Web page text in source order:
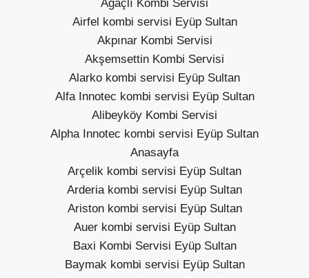
Ağaçlı Kombi Servisi
Airfel kombi servisi Eyüp Sultan
Akpınar Kombi Servisi
Akşemsettin Kombi Servisi
Alarko kombi servisi Eyüp Sultan
Alfa Innotec kombi servisi Eyüp Sultan
Alibeyköy Kombi Servisi
Alpha Innotec kombi servisi Eyüp Sultan
Anasayfa
Arçelik kombi servisi Eyüp Sultan
Arderia kombi servisi Eyüp Sultan
Ariston kombi servisi Eyüp Sultan
Auer kombi servisi Eyüp Sultan
Baxi Kombi Servisi Eyüp Sultan
Baymak kombi servisi Eyüp Sultan